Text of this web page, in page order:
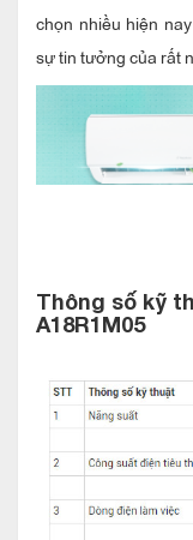
chọn nhiều hiện
sự tin tưởng của rất
hòa
A18R1M05
Thiết kế điều hòa
cho sản phẩm của
Thêm vào đó là
Thông số kỹ
A18R1M05